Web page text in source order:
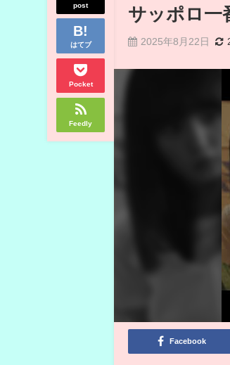
post
はてブ
Pocket
Feedly
サッポロ一
2025年8月22日
Facebook